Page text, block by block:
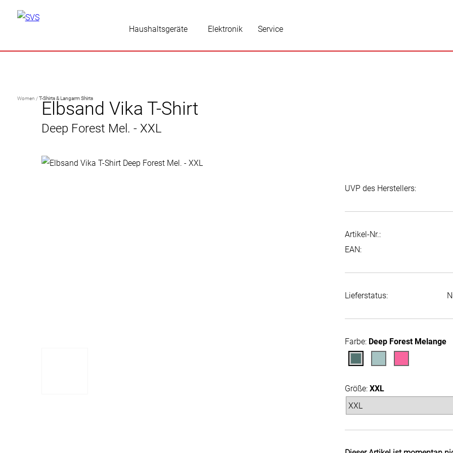
Haushaltsgeräte Elektronik Service
Women /T-Shirts & Langarm Shirts
Elbsand Vika T-Shirt
Deep Forest Mel. - XXL
UVP des Herstellers:
Artikel-Nr.:
EAN:
Lieferstatus:
Farbe: Deep Forest Melange
Größe: XXL